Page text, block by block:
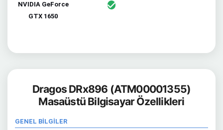
NVIDIA GeForce
GTX 1650
Dragos DRx896 (ATM00001355)
Masaüstü Bilgisayar Özellikleri
GENEL BİLGİLER